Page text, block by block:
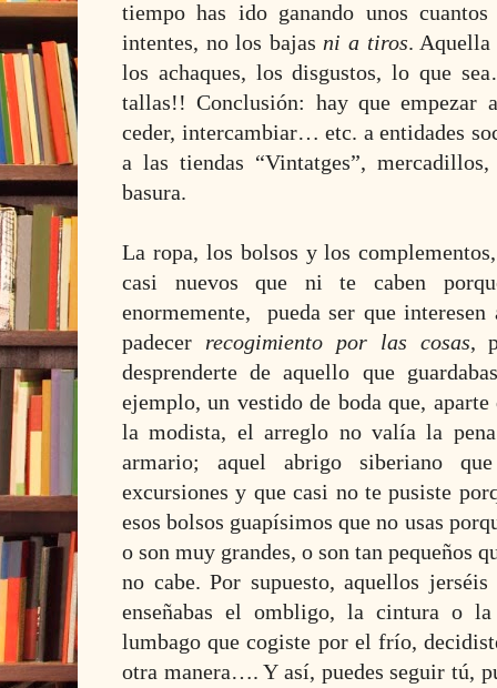
tiempo has ido ganando unos
intentes, no los bajasni a tiros. Aquella
los achaques, los disgustos, lo que
tallas!! Conclusión: hay que empezar
ceder, intercambiar… etc. a entidades
a las tiendas “Vintatges”,
basura.
La ropa, los bolsos y los
casi nuevos que ni te caben
enormemente, pueda ser que
padecer recogimiento por las cosas,
desprenderte de aquello que
ejemplo, un vestido de boda que,
la modista, el arreglo no valía la
armario; aquel abrigo siberiano
excursiones y que casi no te pusiste
esos bolsos guapísimos que no usas
o son muy grandes, o son tan pequeños
no cabe. Por supuesto, aquellos
enseñabas el ombligo, la cintura o la
lumbago que cogiste por el frío,
otra manera…. Y así, puedes seguir tú,